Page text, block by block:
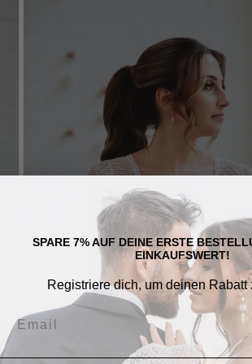
SPARE 7% AUF DEINE ERSTE
EINKAUFSWERT!
Registriere dich, um deinen Rabatt